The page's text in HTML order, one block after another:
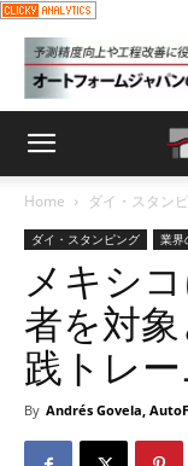
Home ダイ・スタン
ダイ・スタンピング 業界
メキシ
者を対
践トレ
By Andrés Govela,